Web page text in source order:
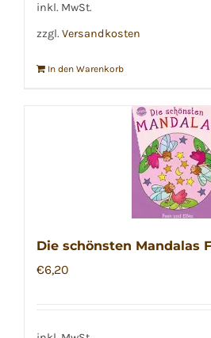
inkl. MwSt.
zzgl. Versandkosten
In den Warenkorb
Die schönsten Mandalas
€6,20